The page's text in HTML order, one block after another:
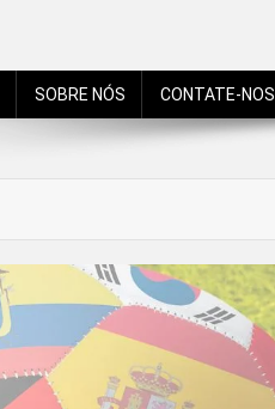
SOBRE NÓS CONTATE-NOS